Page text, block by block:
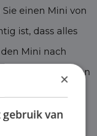
einen Mini von
ist, dass alles
Mini nach
hinaus bieten
alle unsere 400
Sie
×
gebruik van